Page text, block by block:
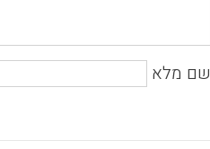
שם מלא